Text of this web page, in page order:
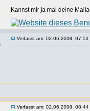
Kannst mir ja mal deine
Verfasst am: 02.06.2008, 07:53
Verfasst am: 02.06.2008, 08:44